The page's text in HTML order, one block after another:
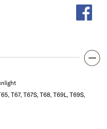
T67, T67S, T68, T69L, T69S,